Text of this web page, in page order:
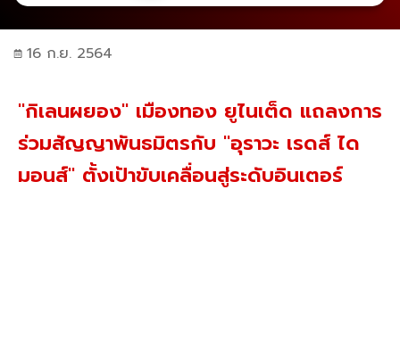
16 ก.ย. 2564
"กิเลนผยอง" เมืองทอง ยูไนเต็ด แถลงการ
ร่วมสัญญาพันธมิตรกับ "อุราวะ เรดส์ ได
มอนส์" ตั้งเป้าขับเคลื่อนสู่ระดับอินเตอร์